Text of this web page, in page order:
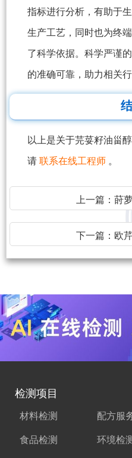
指标进行分析，有助于
生产工艺，同时也为终
了科学依据。科学严谨
的准确可靠，助力相关
以上是关于芫荽籽油甾
请 联系在线工程师 。
上一篇： 莳
下一篇： 欧
检测项目
材料检测 配方服
食品检测 环境检